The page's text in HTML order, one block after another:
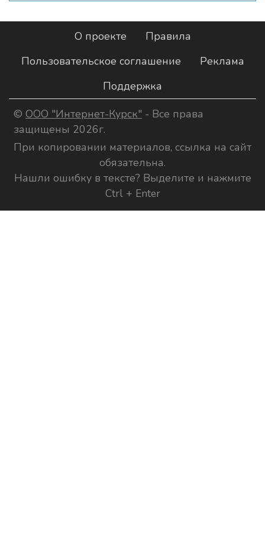
О проекте
Правила
Пользовательское соглашение
Реклама
Поддержка
© ООО "Интернет-Курск" - Все права
защищены 2026г.
При копировании материалов, ссылка на сайт
обязательна.
Нашли ошибку в тексте? Выделите и нажмите
Ctrl + Enter